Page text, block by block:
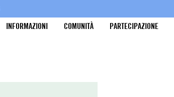
INFORMAZIONI
COMUNITÀ PARTECIPAZIONE